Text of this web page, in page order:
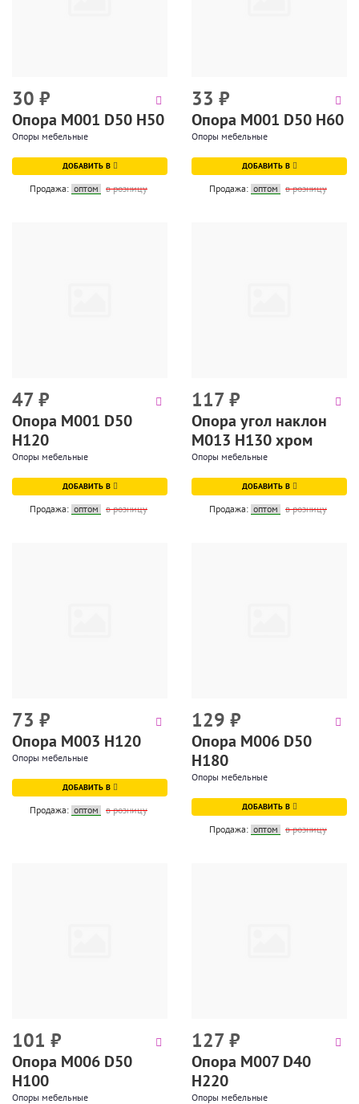
30 ₽
Опора М001 D50 H50
Опоры мебельные
ДОБАВИТЬ В
Продажа: оптом в розницу
33 ₽
Опора М001 D50 H60
Опоры мебельные
ДОБАВИТЬ В
Продажа: оптом в розницу
47₽
Опора М001 D50
H120
Опоры мебельные
ДОБАВИТЬ В
Продажа: оптом в розницу
117₽
Опора угол наклон
М013 Н130 хром
Опоры мебельные
ДОБАВИТЬ В
Продажа: оптом в розницу
73 ₽
Опора М003 Н120
Опоры мебельные
ДОБАВИТЬ В
Продажа: оптом в розницу
129 ₽
Опора М006 D50
H180
Опоры мебельные
ДОБАВИТЬ В
Продажа: оптом в розницу
101 ₽
Опора М006 D50
H100
Опоры мебельные
127₽
Опора М007 D40
H220
Опоры мебельные